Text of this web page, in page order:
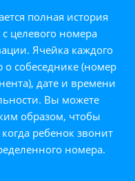
полная история
целевого номера
Ячейка каждого
собеседнике (номер
дате и времени
Вы можете
образом, чтобы
ребенок звонит
номера.